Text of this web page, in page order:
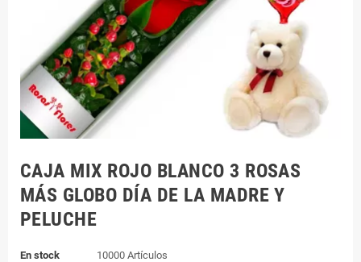
CAJA MIX ROJO BLANCO 3 ROSAS
MÁS GLOBO DÍA DE LA MADRE Y
PELUCHE
En stock 10000 Artículos